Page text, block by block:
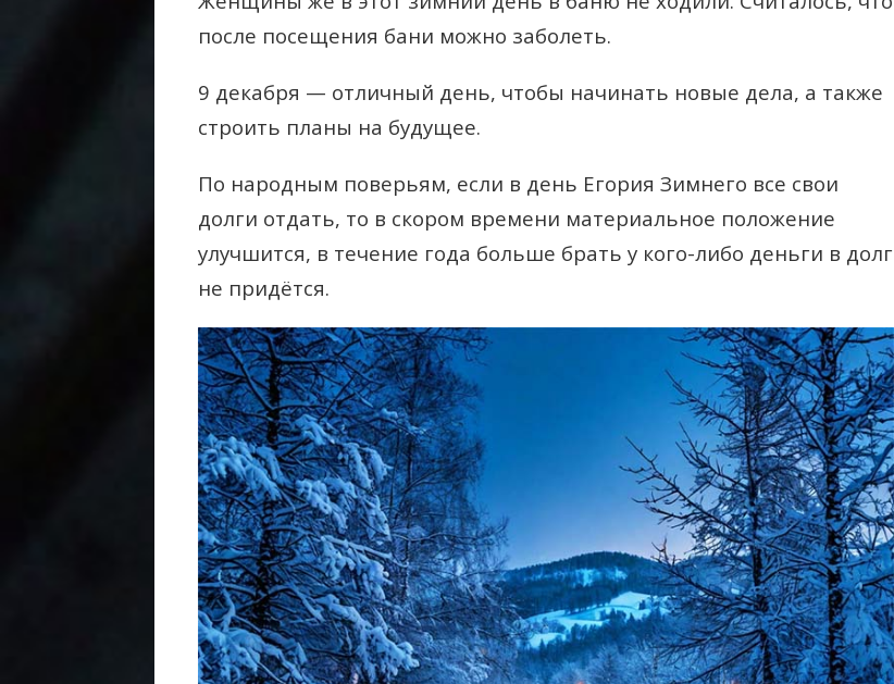
после посещения бани можно заболеть.
9 декабря — отличный день, чтобы начинать новые дела, а также
строить планы на будущее.
По народным поверьям, если в день Егория Зимнего все свои
долги отдать, то в скором времени материальное положение
улучшится, в течение года больше брать у кого-либо деньги в долг
не придётся.